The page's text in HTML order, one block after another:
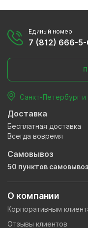
О компании
Корпоративным
Отзывы клиентов
Единый номер:
7 (812) 666-
Санкт-Петербург
Доставка
Бесплатная доставка
Всегда вовремя
Самовывоз
50 пунктов